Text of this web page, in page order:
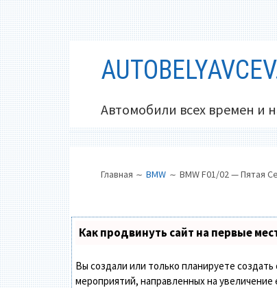
содержимому
Автомобили всех времен и
МЕНЮ
САЙТЕ
(ХЛЕБНЫЕ
КРОШКИ)
Главная BMW BMW F01/02 — Пятая
Как продвинуть сайт на первые
Вы создали или только планируете
мероприятий, направленных на